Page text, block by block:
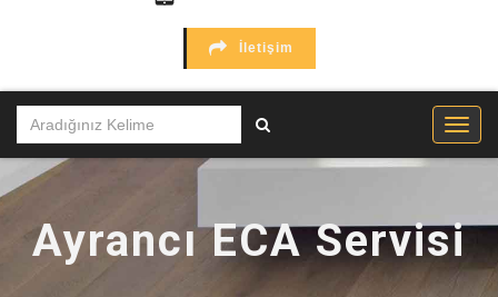
İletişim
Ayrancı ECA Servisi